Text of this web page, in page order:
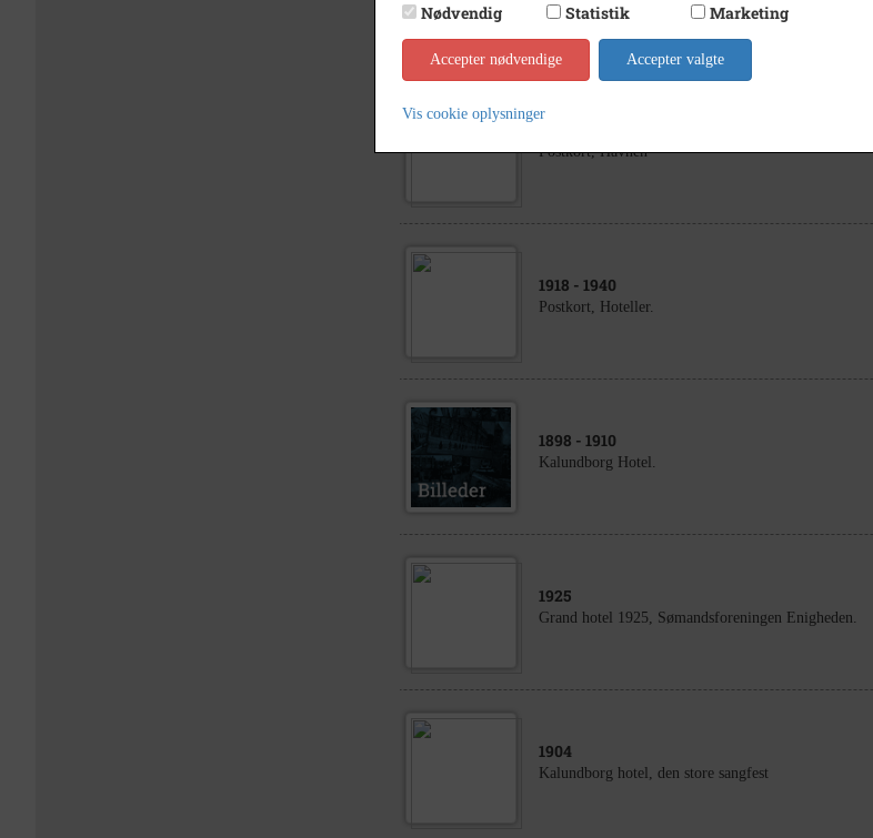
Postkort, Havnen
1918 - 1940
Postkort, Hoteller.
1898 - 1910
Kalundborg Hotel.
1925
Grand hotel 1925, Sømandsforeningen Enigheden.
1904
Kalundborg hotel, den store sangfest
Nødvendig Statistik Marketing
Accepter nødvendige Accepter valgte
Vis cookie oplysninger